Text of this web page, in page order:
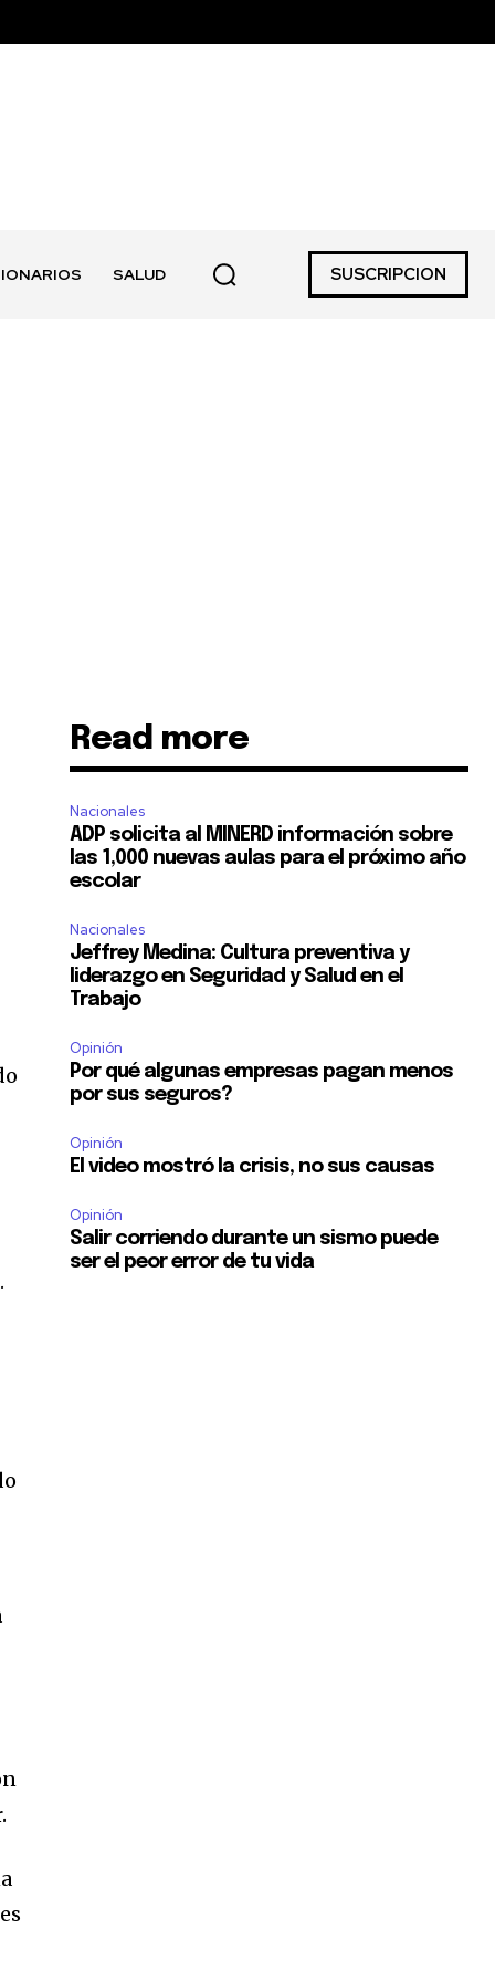
SALUD SUSCRIPCION
.
Read more
Nacionales
ADP solicita al MINERD información sobre
las 1,000 nuevas aulas para el próximo año
escolar
Nacionales
Jeffrey Medina: Cultura preventiva y
liderazgo en Seguridad y Salud en el
Trabajo
Opinión
Por qué algunas empresas pagan menos
por sus seguros?
Opinión
El video mostró la crisis, no sus causas
Opinión
Salir corriendo durante un sismo puede
ser el peor error de tu vida